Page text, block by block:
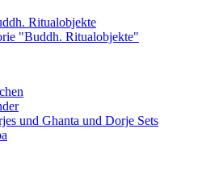
Ritualobjekte
"Buddh. Ritualobjekte"
und Ghanta und Dorje Sets